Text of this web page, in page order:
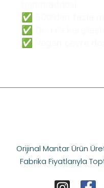
✅ 500'den fazla
✅ Deri ile
✅ Vegan çevre
Orijinal Mantar Ürün
Fabrika Fiyatlarıyla